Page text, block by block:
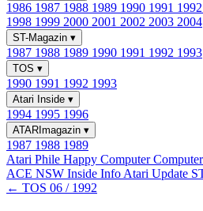
1986 1987 1988 1989 1990 1991 1992
1998 1999 2000 2001 2002 2003 2004
ST-Magazin ▾
1987 1988 1989 1990 1991 1992 1993
TOS ▾
1990 1991 1992 1993
Atari Inside ▾
1994 1995 1996
ATARImagazin ▾
1987 1988 1989
Atari Phile Happy Computer
ACE NSW Inside Info Atari Update
← TOS 06 / 1992